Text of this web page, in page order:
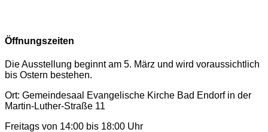
Öffnungszeiten
Die Ausstellung beginnt am 5. März und wird voraussichtlich
bis Ostern bestehen.
Ort: Gemeindesaal Evangelische Kirche Bad Endorf in der
Martin-Luther-Straße 11
Freitags von 14:00 bis 18:00 Uhr